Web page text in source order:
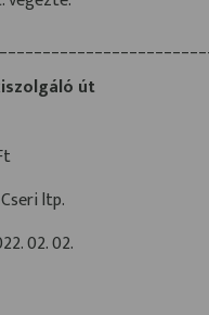
út
ltp.
02. 02.